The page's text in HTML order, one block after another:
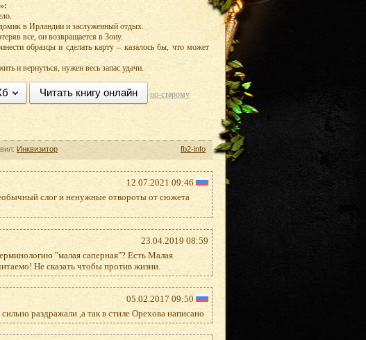
в Ирландии и заслуженный отдых.
все, он возвращается в Зону.
образцы и сделать карту – казалось бы, что может
и вернуться, нужен весь запас удачи.
Читать книгу онлайн по-старому
Инквизитор fb2-info
12.07.2021 09:46
слог и ненужные отвороты от сюжета
23.04.2019 08:59
"малая саперная"? Есть Малая
Не сказать чтобы против жизни.
05.02.2017 09:50
раздражали ,а так в стиле Орехова написано